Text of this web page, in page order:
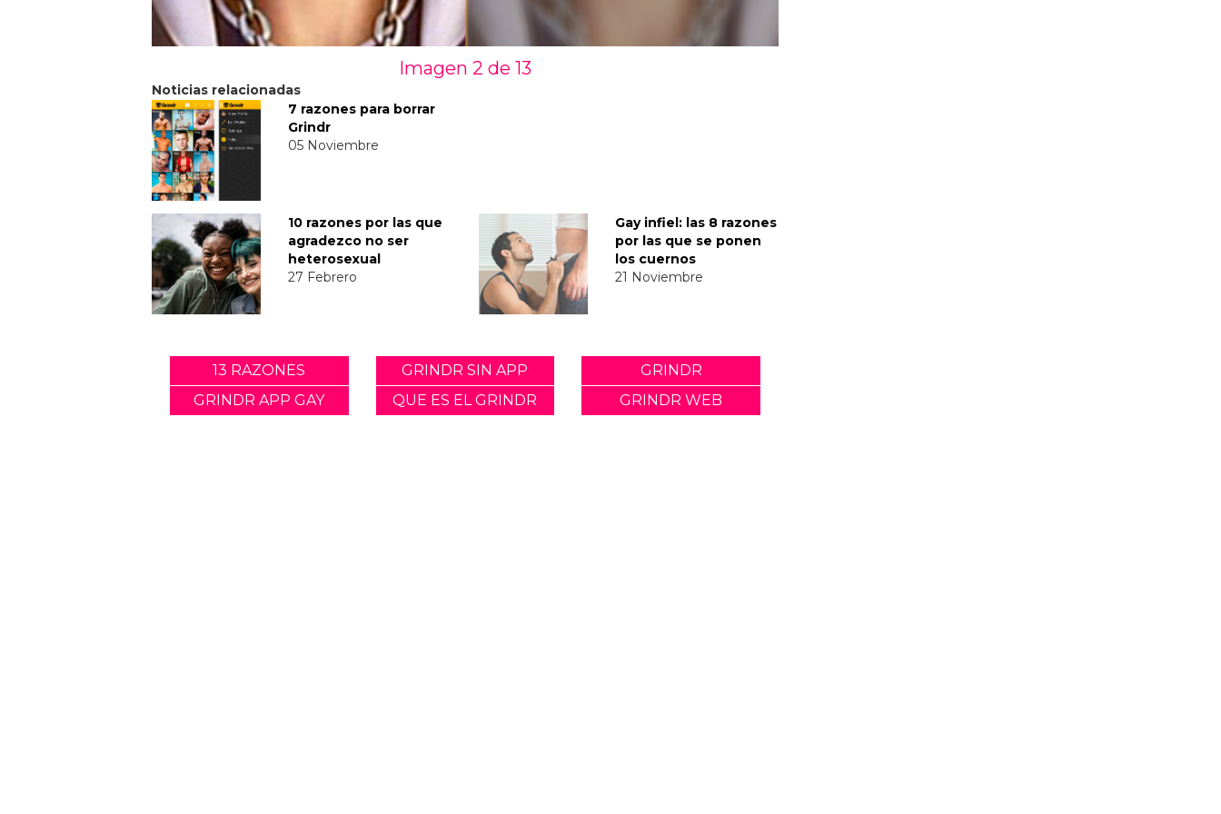
Imagen 2 de 13
Noticias relacionadas
7 razones para borrar
Grindr
05 Noviembre
10 razones por las que
agradezco no ser
heterosexual
27 Febrero
Gay infiel: las 8 razones
por las que se ponen
los cuernos
21 Noviembre
13 RAZONES GRINDR SIN APP
GRINDR
GRINDR APP GAY
QUE ES EL GRINDR GRINDR WEB